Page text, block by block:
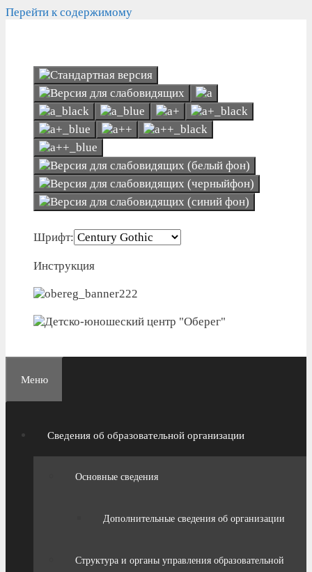
Перейти к содержимому
Шрифт:
Инструкция
Меню
Сведения об образовательной организации
Основные сведения
Дополнительные сведения об организации
Структура и органы управления образовательной